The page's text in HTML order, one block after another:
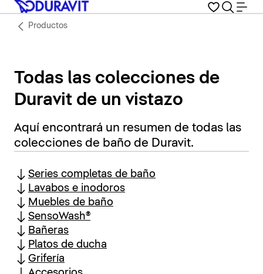
Productos
Todas las colecciones de
Duravit de un vistazo
Aquí encontrará un resumen de todas las
colecciones de baño de Duravit.
Series completas de baño
Lavabos e inodoros
Muebles de baño
SensoWash®
Bañeras
Platos de ducha
Grifería